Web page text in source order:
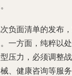
负面清单的发布
一方面，纯粹以
压力，必须调整
、健康咨询等服